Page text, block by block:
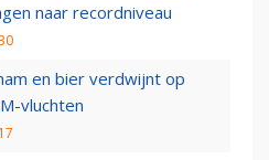
naar recordniveau
en bier verdwijnt op
vluchten